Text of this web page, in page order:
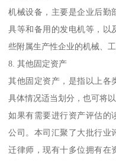
机械设备，主要是企业后勤
具等和备用的发电机等，以
些附属生产性企业的机械、
8. 其他固定资产
其他固定资产，是指以上各
具体情况适当划分，也可将
如果有需要进行资产评估的
公司。本司汇聚了大批行业
迁律师，现有十多位拥有在